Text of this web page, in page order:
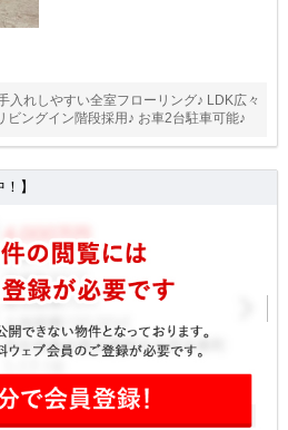
れしやすい全室フローリング♪ LDK広々
ビングイン階段採用♪ お車2台駐車可能♪
】